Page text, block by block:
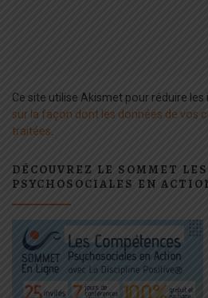
Ce site utilise Akismet pour réduire les
sur la façon dont les données de vos
traitées
DÉCOUVREZ LE SOMMET
PSYCHOSOCIALES EN